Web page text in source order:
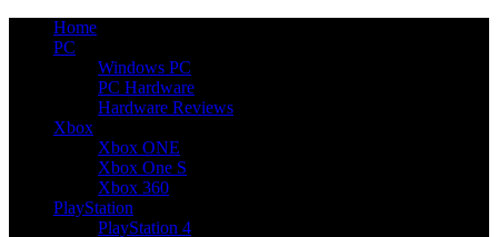
Home
PC
Windows PC
PC Hardware
Hardware Reviews
Xbox
Xbox ONE
Xbox One S
Xbox 360
PlayStation
PlayStation 4